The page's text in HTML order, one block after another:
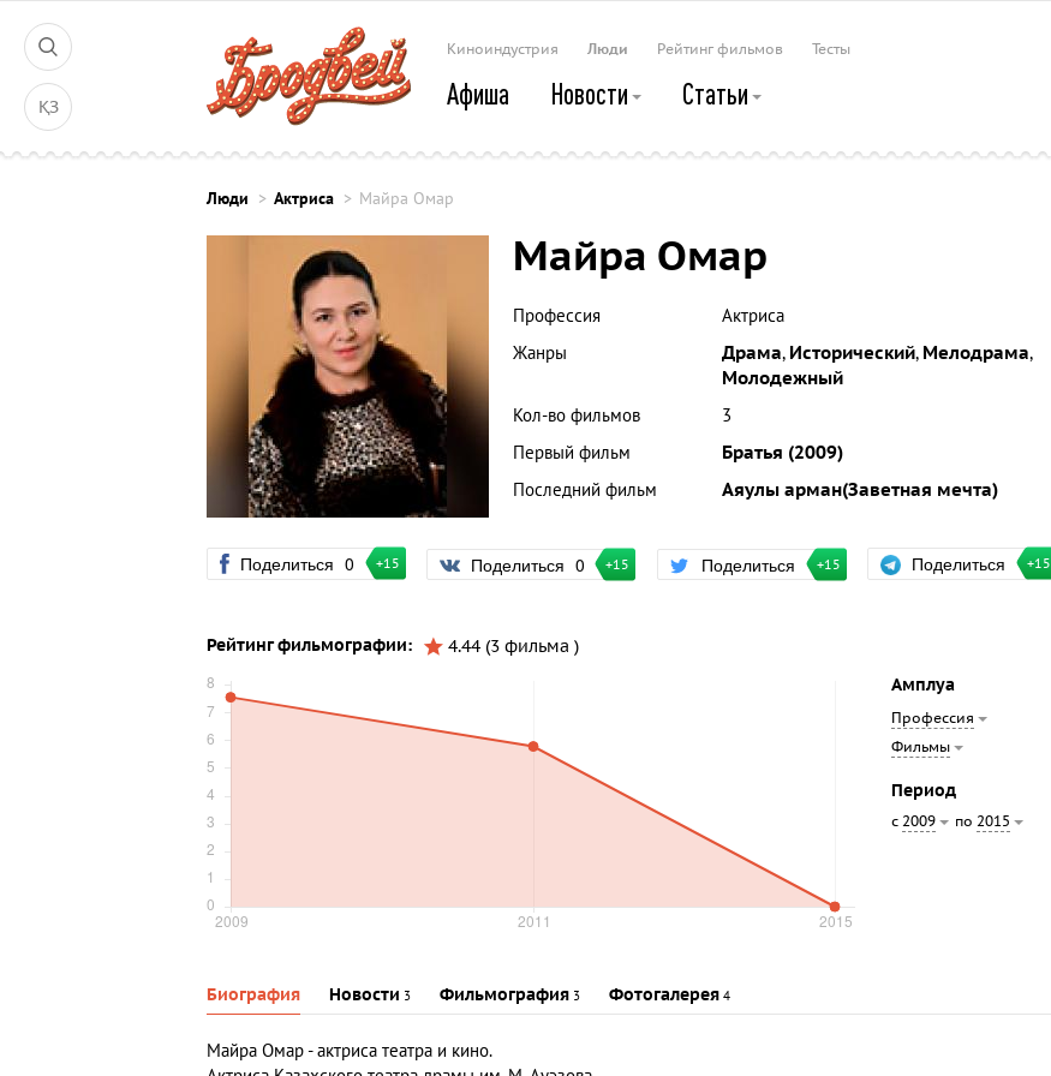
ҚЗ
Киноиндустрия Люди Рейтинг фильмов Тесты
Афиша Новости Статьи
Люди Актриса Майра Омар
Майра Омар
Профессия
Актриса
Жанры
Драма, Исторический, Мелодрама,
Молодежный
Кол-во фильмов
3
Первый фильм
Братья (2009)
Последний фильм
Аяулы арман(Заветная мечта)
Поделиться 0 +15 Поделиться 0 +15 Поделиться +15 Поделиться +15
Рейтинг фильмографии:
4.44 (3 фильма )
Амплуа
Профессия
Фильмы
Период
с 2009 по 2015
Биография Новости 3 Фильмография 3 Фотогалерея 4
Майра Омар- актриса театра и кино.